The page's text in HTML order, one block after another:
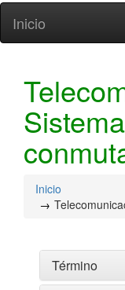
Inicio
Inicio
Término